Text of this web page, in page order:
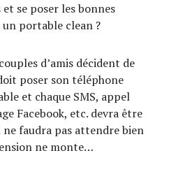
se poser les bonnes
portable clean ?
d’amis décident de
poser son téléphone
et chaque SMS, appel
Facebook, etc. devra être
faudra pas attendre bien
ne monte…